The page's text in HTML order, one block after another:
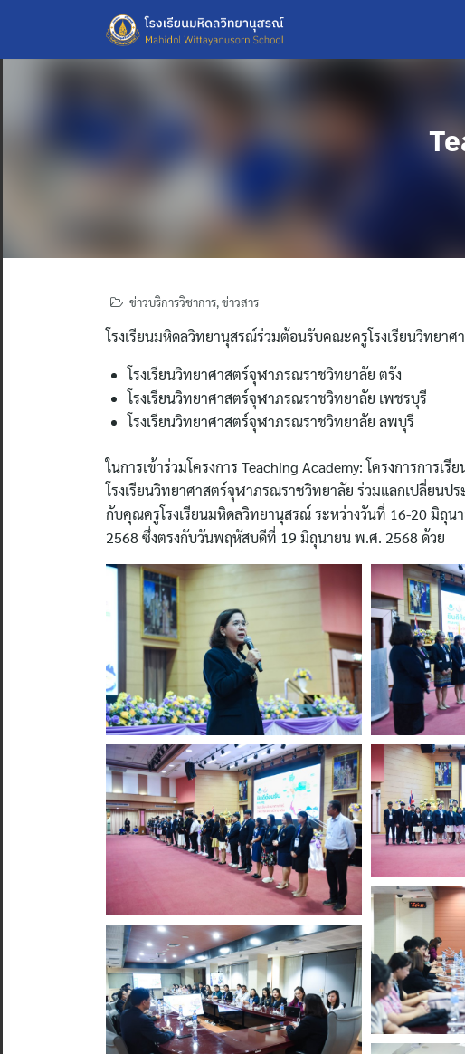
content
ข่าวบริการวิชาการ,ข่าวสาร
โรงเรียนมหิดลวิทยานุสรณ์ร่วมต้อนรับคณะครูโรงเรียนวิทยา
โรงเรียนวิทยาศาสตร์จุฬาภรณราชวิทยาลัย ตรัง
โรงเรียนวิทยาศาสตร์จุฬาภรณราชวิทยาลัย เพชรบุรี
โรงเรียนวิทยาศาสตร์จุฬาภรณราชวิทยาลัย ลพบุรี
ในการเข้าร่วมโครงการ Teaching Academy: โครงการกา
โรงเรียนวิทยาศาสตร์จุฬาภรณราชวิทยาลัย ร่วมแลกเปลี่ยน
กับคุณครูโรงเรียนมหิดลวิทยานุสรณ์ ระหว่างวันที่ 16-20 มิถุน
2568 ซึ่งตรงกับวันพฤหัสบดีที่ 19 มิถุนายน พ.ศ. 2568 ด้วย